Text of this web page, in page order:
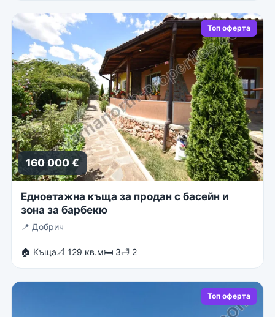
Топ оферта
160 000 €
Едноетажна къща за продан с басейн и
зона за барбекю
📍 Добрич
🏠 Къща📐 129 кв.м🛏 3🛁 2
Топ оферта